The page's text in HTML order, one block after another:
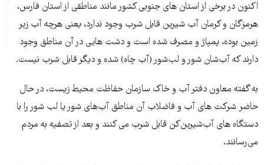
اکنون در برخی از استان های جنوبی کشور مانند مناطقی از استان فارس،
هرمزگان و کرمان آب شیرین قابل شرب وجود ندارد، یعنی هرچه آب زیر
زمین بوده، پمپاژ و مصرف شده است و دشت هایی در آن مناطق وجود
دارند که آب‌شان شور و لب‌شور (آب چاه) شده و دیگر قابل شرب نیست.
به گفته معاون دفتر آب و خاک سازمان حفاظت محیط زیست، در حال
حاضر شرکت های آب و فاضلاب آن مناطق آب‌های شور یا لب شور را با
دستگاه های آب‌شیرین‌کن قابل شرب می کنند و بعد از تصفیه به مردم
می‌رسانند.